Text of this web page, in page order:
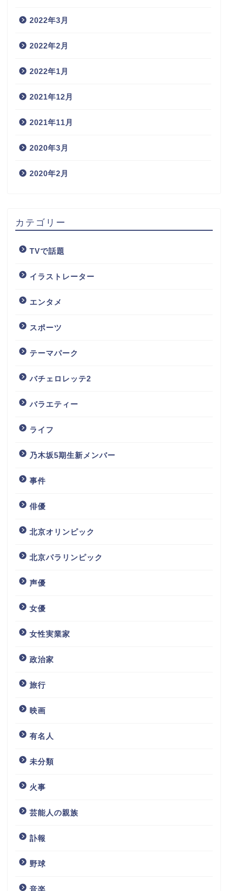
2022年3月
2022年2月
2022年1月
2021年12月
2021年11月
2020年3月
2020年2月
カテゴリー
TVで話題
イラストレーター
エンタメ
スポーツ
テーマパーク
バチェロレッテ2
バラエティー
ライフ
乃木坂5期生新メンバー
事件
俳優
北京オリンピック
北京パラリンピック
声優
女優
女性実業家
政治家
旅行
映画
有名人
未分類
火事
芸能人の親族
訃報
野球
音楽